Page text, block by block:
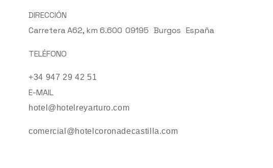
DIRECCIÓN
Carretera A62, km 6.600 09195 Burgos España
TELÉFONO
+34 947 29 42 51
E-MAIL
hotel@hotelreyarturo.com
comercial@hotelcoronadecastilla.com